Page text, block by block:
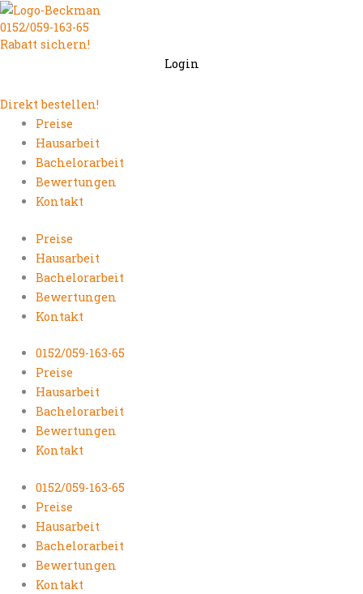
Zum
Inhalt
springen
0152/059-163-65
Rabatt sichern!
Login
Direkt bestellen!
Preise
Hausarbeit
Bachelorarbeit
Bewertungen
Kontakt
Preise
Hausarbeit
Bachelorarbeit
Bewertungen
Kontakt
0152/059-163-65
Preise
Hausarbeit
Bachelorarbeit
Bewertungen
Kontakt
0152/059-163-65
Preise
Hausarbeit
Bachelorarbeit
Bewertungen
Kontakt